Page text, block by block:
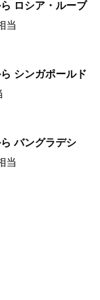
ロシア・ルーブ
当
シンガポールド
バングラデシ
当